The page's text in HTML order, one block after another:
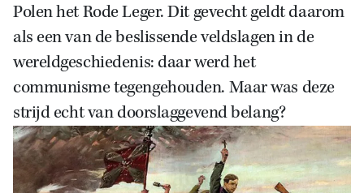
Zoek
Polen het Rode Leger. Dit gevecht geldt daarom
als een van de beslissende veldslagen in de
wereldgeschiedenis: daar werd het
communisme tegengehouden. Maar was deze
strijd echt van doorslaggevend belang?